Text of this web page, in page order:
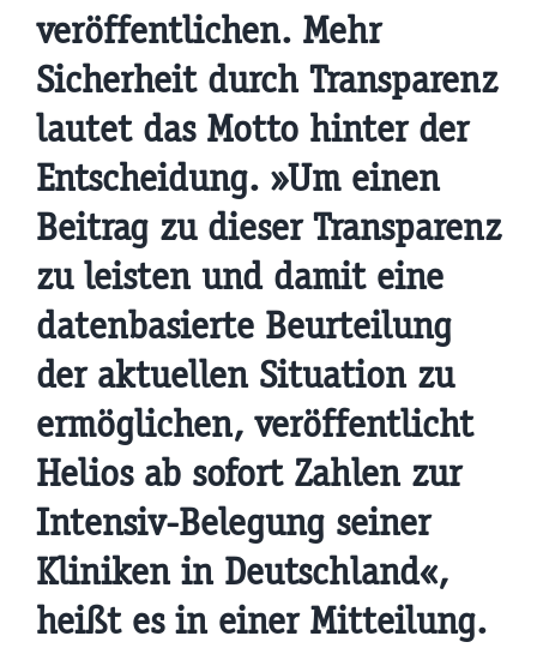
veröffentlichen. Mehr
Sicherheit durch Transparenz
lautet das Motto hinter der
Entscheidung. »Um einen
Beitrag zu dieser Transparenz
zu leisten und damit eine
datenbasierte Beurteilung
der aktuellen Situation zu
ermöglichen, veröffentlicht
Helios ab sofort Zahlen zur
Intensiv-Belegung seiner
Kliniken in Deutschland«,
heißt es in einer Mitteilung.